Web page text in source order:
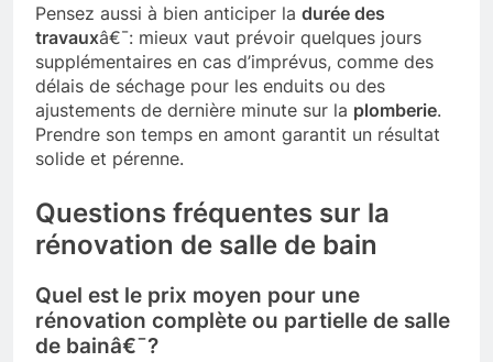
Pensez aussi à bien anticiper la durée des
travauxâ€¯: mieux vaut prévoir quelques jours
supplémentaires en cas d’imprévus, comme des
délais de séchage pour les enduits ou des
ajustements de dernière minute sur la plomberie.
Prendre son temps en amont garantit un résultat
solide et pérenne.
Questions fréquentes sur la
rénovation de salle de bain
Quel est le prix moyen pour une
rénovation complète ou partielle de salle
de bainâ€¯?